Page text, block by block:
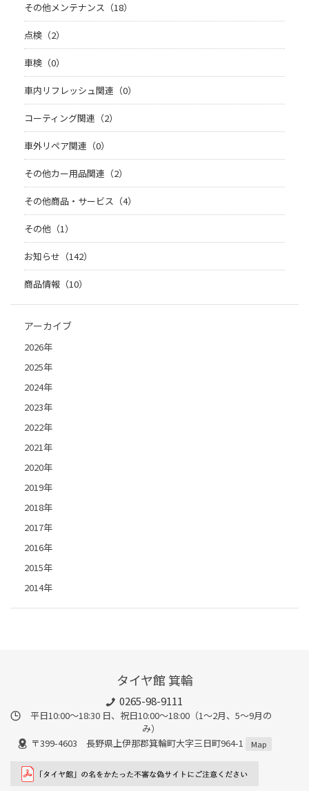
その他メンテナンス（18）
点検（2）
車検（0）
車内リフレッシュ関連（0）
コーティング関連（2）
車外リペア関連（0）
その他カー用品関連（2）
その他商品・サービス（4）
その他（1）
お知らせ（142）
商品情報（10）
アーカイブ
2026年
2025年
2024年
2023年
2022年
2021年
2020年
2019年
2018年
2017年
2016年
2015年
2014年
タイヤ館 箕輪
0265-98-9111
平日10:00～18:30 日、祝日10:00～18:00（1～2月、5～9月の
み）
〒399-4603 長野県上伊那郡箕輪町大字三日町964-1
Map